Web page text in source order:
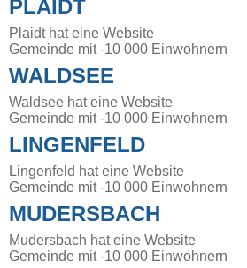
PLAIDT
Plaidt hat eine Website
Gemeinde mit -10 000 Einwohnern
WALDSEE
Waldsee hat eine Website
Gemeinde mit -10 000 Einwohnern
LINGENFELD
Lingenfeld hat eine Website
Gemeinde mit -10 000 Einwohnern
MUDERSBACH
Mudersbach hat eine Website
Gemeinde mit -10 000 Einwohnern